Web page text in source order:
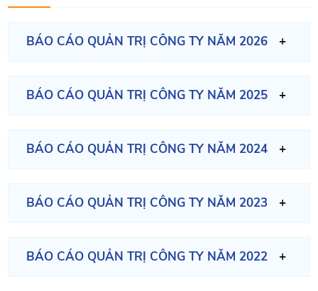
BÁO CÁO QUẢN TRỊ CÔNG TY NĂM 2026
BÁO CÁO QUẢN TRỊ CÔNG TY NĂM 2025
BÁO CÁO QUẢN TRỊ CÔNG TY NĂM 2024
BÁO CÁO QUẢN TRỊ CÔNG TY NĂM 2023
BÁO CÁO QUẢN TRỊ CÔNG TY NĂM 2022